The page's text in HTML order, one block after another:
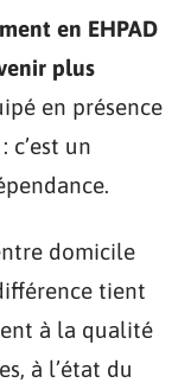
en EHPAD
plus
en présence
c’est un
domicile
tient
à la qualité
à l’état du